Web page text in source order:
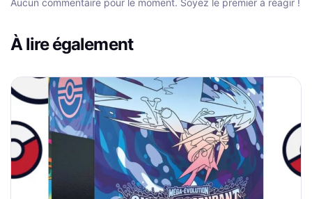
Aucun commentaire pour le moment. Soyez le premier à réagir !
À lire également